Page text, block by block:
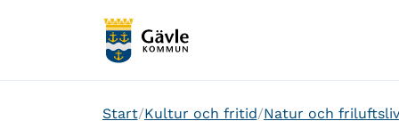
Start Kultur och fritid Natur och friluftsliv